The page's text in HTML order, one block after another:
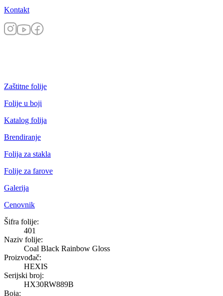
Kontakt
Zaštitne folije
Folije u boji
Katalog folija
Brendiranje
Folija za stakla
Folije za farove
Galerija
Cenovnik
Coal Black Rainbow Gloss
Šifra folije:
401
Naziv folije:
Coal Black Rainbow Gloss
Proizvođač:
HEXIS
Serijski broj:
HX30RW889B
Boja: